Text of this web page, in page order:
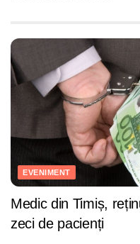
EVENIMENT
Medic din Timiș,
zeci de pacienți